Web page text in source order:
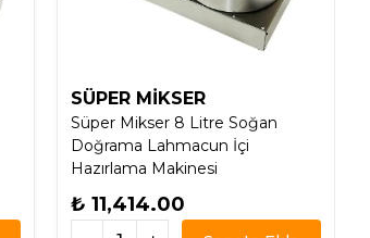
SÜPER MİKSER
Süper Mikser 8 Litre Soğan
Doğrama Lahmacun İçi
Hazırlama Makinesi
₺ 11,414.00